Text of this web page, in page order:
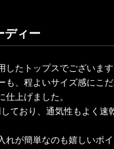
ディー
たトップスでございます
も、程よいサイズ感にこ
上げました。
ており、通気性もよく速
が簡単なのも嬉しいポイ